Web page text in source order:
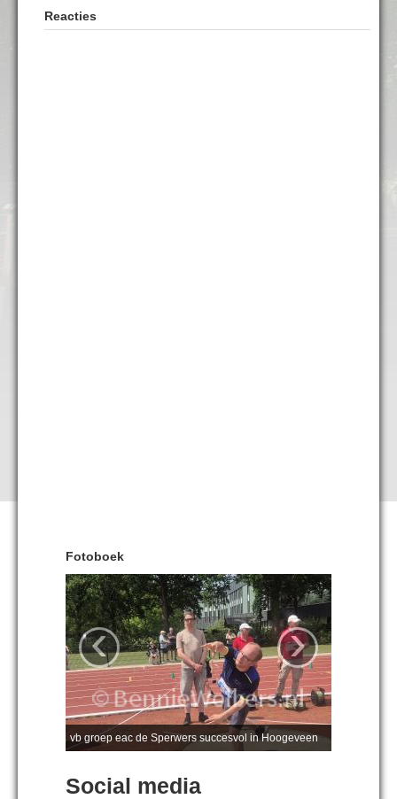
Reacties
Fotoboek
vb groep eac de Sperwers succesvol in Hoogeveen
‹ ›
Social media